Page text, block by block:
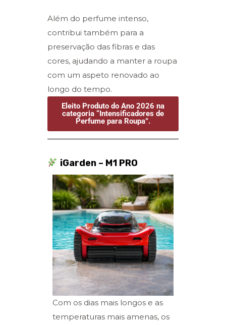
Além do perfume intenso,
contribui também para a
preservação das fibras e das
cores, ajudando a manter a roupa
com um aspeto renovado ao
longo do tempo.
Eleito Produto do Ano 2026 na
categoria “Intensificadores de
Perfume para Roupa”.
iGarden – M1 PRO
Com os dias mais longos e as
temperaturas mais amenas, os